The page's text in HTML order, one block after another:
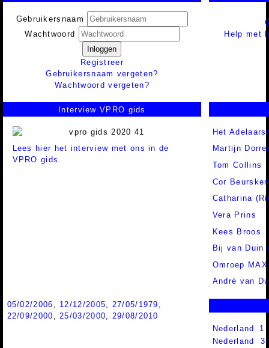
Gebruikersnaam
Wachtwoord
Inloggen
Registreer
Gebruikersnaam vergeten?
Wachtwoord vergeten?
Help met
Interview VPRO gids
Lees hier het interview met ons in de
VPRO gids.
Het
Martijn
Tom Collins
Cor
Catharina
Vera Prins
Kees Broos
Bij van Duin
Omroep MAX
André van
05/02/2006 12/12/2005 27/05/1979
22/09/2000
25/03/2000
29/08/2010
Nederland
Nederland